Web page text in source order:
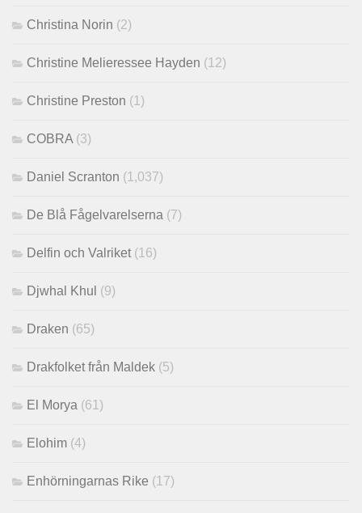
Christina Norin (2)
Christine Melieressee Hayden (12)
Christine Preston (1)
COBRA(3)
Daniel Scranton (1,037)
De Blå Fågelvarelserna (7)
Delfin och Valriket(16)
Djwhal Khul (9)
Draken (65)
Drakfolket från Maldek (5)
El Morya (61)
Elohim (4)
Enhörningarnas Rike (17)